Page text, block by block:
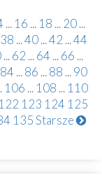
... 16 ... 18 ... 20 ...
38 ...40 ...42 ...44
...62 ...64 ...66 ...
84 ... 86 ... 88 ... 90
106 ... 108 ... 110
122 123 124 125
135Starsze